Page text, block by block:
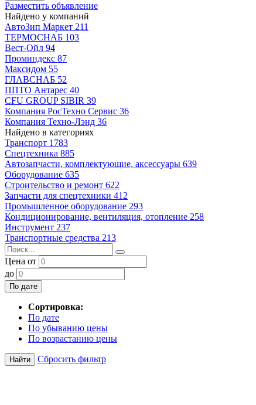
Разместить объявление
Найдено у компаний
АвтоЗип Маркет 211
ТЕРМОСНАБ 103
Вест-Ойл 94
Проминдекс 87
Максидом 55
ГЛАВСНАБ 52
ППТО Антарес 40
CFU GROUP SIBIR 39
Компания РосТехно Сервис 36
Компания Техно-Лэнд 36
Найдено в категориях
Транспорт 1783
Спецтехника 885
Автозапчасти, комплектующие, аксессуары 639
Оборудование 635
Строительство и ремонт 622
Запчасти для спецтехники 412
Промышленное оборудование 293
Кондиционирование, вентиляция, отопление 258
Инструмент 237
Транспортные средства 213
Цена от
до
По дате
Сортировка:
По дате
По убыванию цены
По возрастанию цены
Найти Сбросить фильтр